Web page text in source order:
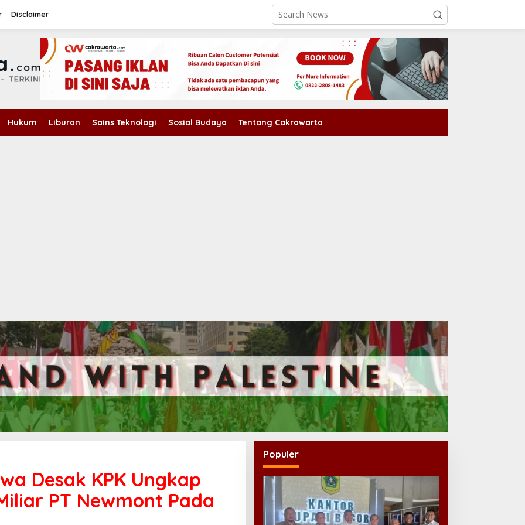
Disclaimer
Hukum Liburan Sains Teknologi Sosial Budaya Tentang Cakrawarta
Desak KPK Ungkap
PT Newmont Pada
Populer